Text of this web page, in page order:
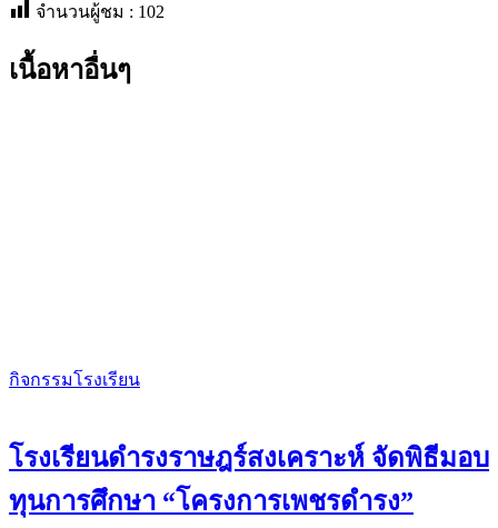
จำนวนผู้ชม : 102
เนื้อหาอื่นๆ
กิจกรรมโรงเรียน
โรงเรียนดำรงราษฎร์สงเคราะห์ จัดพิธีมอบ
ทุนการศึกษา “โครงการเพชรดำรง”